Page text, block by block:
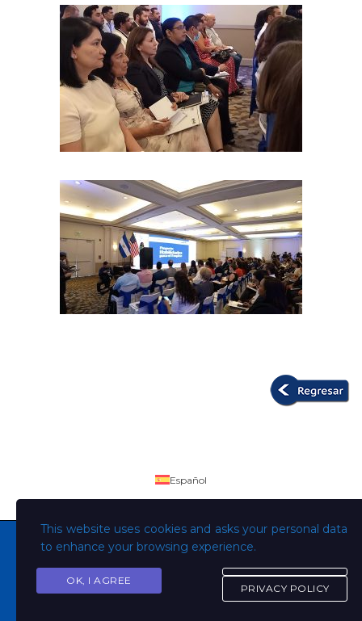
Copyright © Todos los derechos son de la Universidad
This website uses cookies and asks your personal data
to enhance your browsing experience.
OK, I AGREE
PRIVACY POLICY
Español